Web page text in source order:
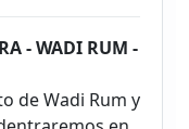
- WADI RUM -
de Wadi Rum y